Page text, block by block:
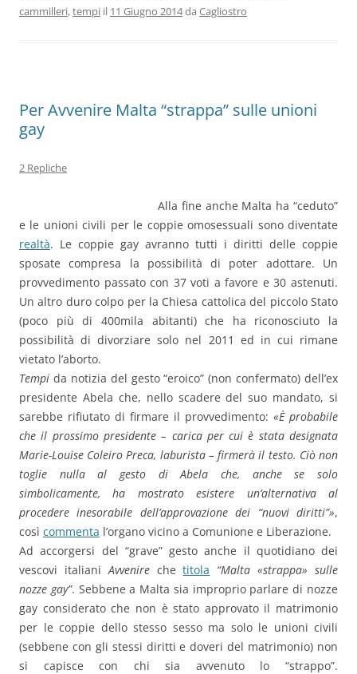
cammilleri,tempi il 11 Giugno 2014da Cagliostro
Per Avvenire Malta “strappa” sulle unioni
gay
2 Repliche
Alla fine anche Malta ha “ceduto”
e le unioni civili per le coppie omosessuali sono diventate
realtà. Le coppie gay avranno tutti i diritti delle coppie
sposate compresa la possibilità di poter adottare. Un
provvedimento passato con 37 voti a favore e 30 astenuti.
Un altro duro colpo per la Chiesa cattolica del piccolo Stato
(poco più di 400mila abitanti) che ha riconosciuto la
possibilità di divorziare solo nel 2011 ed in cui rimane
vietato l’aborto.
Tempi da notizia del gesto “eroico” (non confermato) dell’ex
presidente Abela che, nello scadere del suo mandato, si
sarebbe rifiutato di firmare il provvedimento: «È probabile
che il prossimo presidente – carica per cui è stata designata
Marie-Louise Coleiro Preca, laburista – firmerà il testo. Ciò non
toglie nulla al gesto di Abela che, anche se solo
simbolicamente, ha mostrato esistere un’alternativa al
procedere inesorabile dell’approvazione dei “nuovi diritti”»,
così commenta l’organo vicino a Comunione e Liberazione.
Ad accorgersi del “grave” gesto anche il quotidiano dei
vescovi italianiAvvenirechetitola “Malta «strappa» sulle
nozze gay”. Sebbene a Malta sia improprio parlare di nozze
gay considerato che non è stato approvato il matrimonio
per le coppie dello stesso sesso ma solo le unioni civili
(sebbene con gli stessi diritti e doveri del matrimonio) non
si capisce con chi sia avvenuto lo “strappo”.